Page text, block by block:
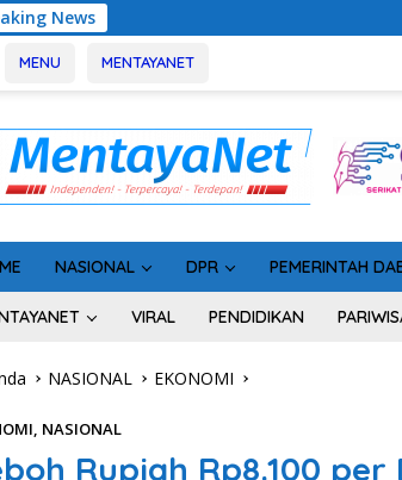
News Usai Tahan 5 Komisioner
MENU MENTAYANET
NASIONAL DPR PEMERINTAH
VIRAL PENDIDIKAN
NASIONAL EKONOMI
, NASIONAL
Rupiah Rp8.100 per